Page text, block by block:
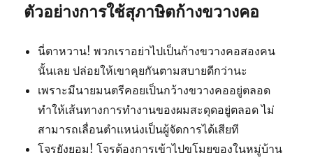
ตัวอย่างการใช้สุภาษิตก้างขวางคอ
นี่ตาหวาน! พวกเราอย่าไปเป็นก้างขวางคอสองคน
นั้นเลย ปล่อยให้เขาคุยกันตามสบายดีกว่านะ
เพราะมีนายมนตรีคอยเป็นกว้างขวางคออยู่ตลอด
ทำให้เส้นทางการทำงานของผมสะดุดอยู่ตลอด ไม่
สามารถเลื่อนตำแหน่งเป็นผู้จัดการได้เสียที
โจรยังยอม! โจรต้องการเข้าไปขโมยของในหมู่บ้าน